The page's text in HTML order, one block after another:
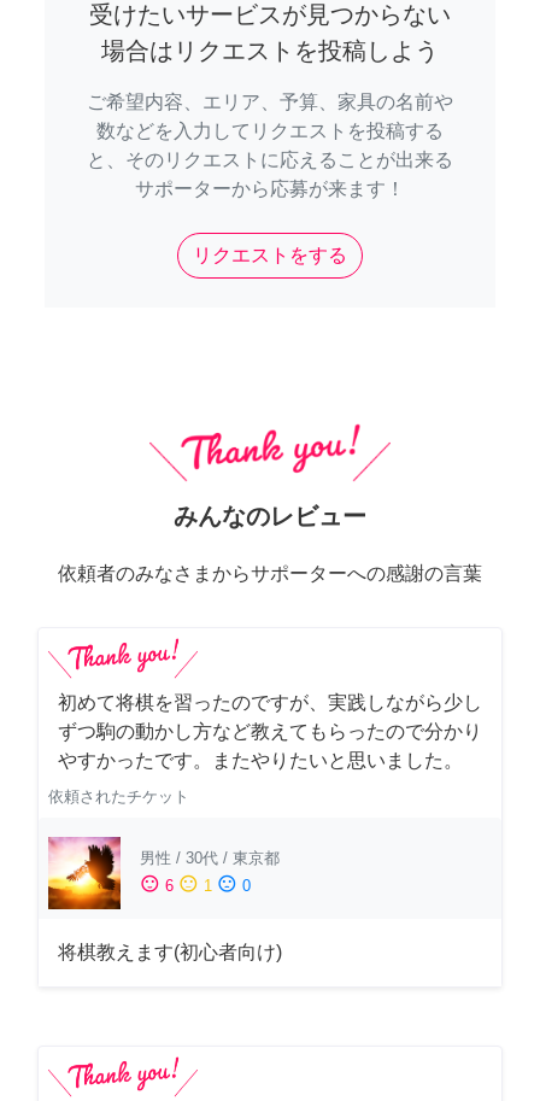
受けたいサービスが見つからない
場合はリクエストを投稿しよう
ご希望内容、エリア、予算、家具の名前や
数などを入力してリクエストを投稿する
と、そのリクエストに応えることが出来る
サポーターから応募が来ます！
リクエストをする
みんなのレビュー
依頼者のみなさまからサポーターへの感謝の言葉
初めて将棋を習ったのですが、実践しながら少し
ずつ駒の動かし方など教えてもらったので分かり
やすかったです。またやりたいと思いました。
依頼されたチケット
男性 / 30代 / 東京都
sentiment_satisfied 6 sentiment_neutral 1 sentiment_dissatisfied 0
将棋教えます(初心者向け)